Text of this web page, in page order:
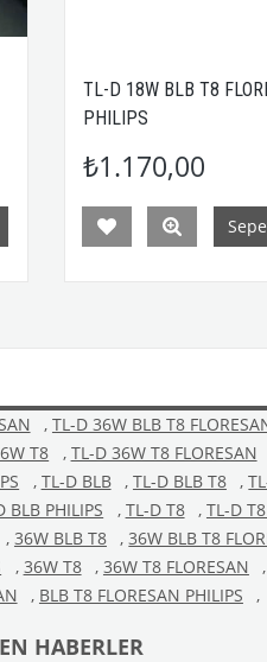
TL-D 18W BLB T8
PHILIPS
₺1.170,00
, TL-D 36W BLB T8
T8 , TL-D 36W T8 FLORESAN
, TL-D BLB , TL-D BLB T8 ,
BLB PHILIPS , TL-D T8 , TL-D
, 36W BLB T8 , 36W BLB T8
, 36W T8 , 36W T8 FLORESAN ,
, BLB T8 FLORESAN PHILIPS ,
HABERLER